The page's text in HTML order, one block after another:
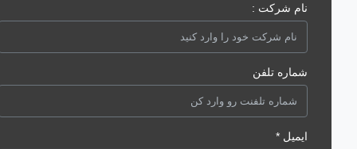
نام شرکت :
شماره تلفن
ایمیل *